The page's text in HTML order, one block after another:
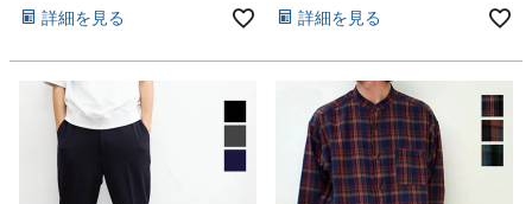
詳細を見る 詳細を見る